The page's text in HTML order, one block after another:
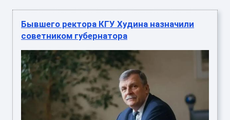
Бывшего ректора КГУ Худина назначили
советником губернатора